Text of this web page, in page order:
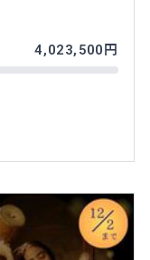
4,023,500円